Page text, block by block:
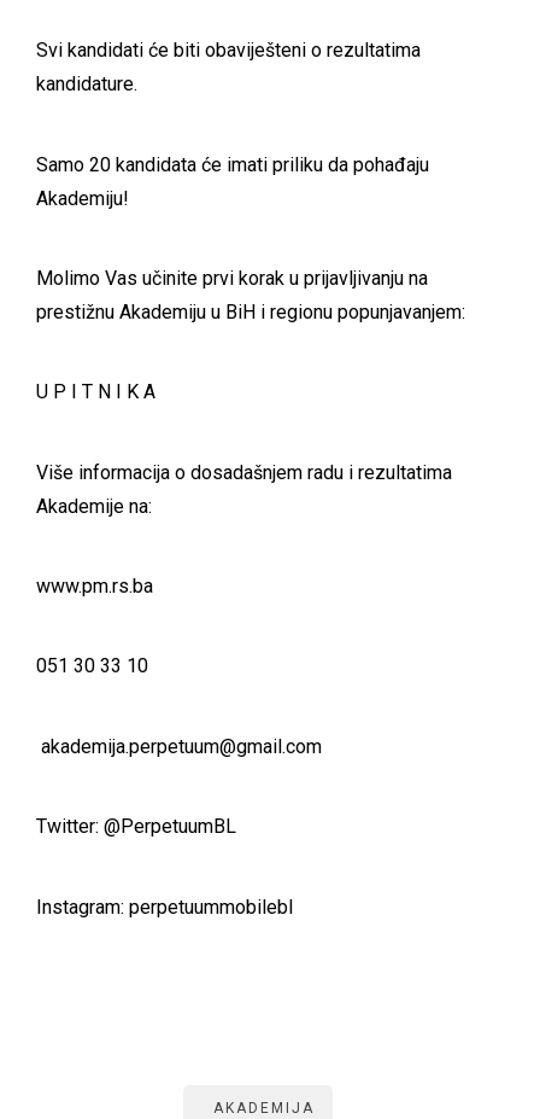
Svi kandidati će biti obaviješteni o rezultatima
kandidature.
Samo 20 kandidata će imati priliku da pohađaju
Akademiju!
Molimo Vas učinite prvi korak u prijavljivanju na
prestižnu Akademiju u BiH i regionu popunjavanjem:
U P I T N I K A
Više informacija o dosadašnjem radu i rezultatima
Akademije na:
www.pm.rs.ba
051 30 33 10
akademija.perpetuum@gmail.com
Twitter: @PerpetuumBL
Instagram: perpetuummobilebl
AKADEMIJA